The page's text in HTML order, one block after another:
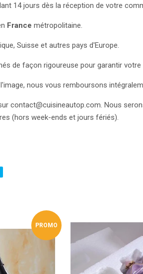
14 jours dès la réception de votre
France métropolitaine.
Suisse et autres pays d'Europe.
de façon rigoureuse pour garantir
nous vous remboursons
contact@cuisineautop.com. Nous
(hors week-ends et jours fériés).
PROMO